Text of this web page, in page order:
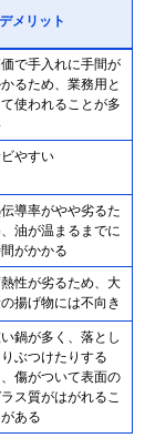
デメリット
で手入れに手間が
るため、業務用と
て使われることが多
やすい
導率がやや劣るた
油が温まるまでに
がかかる
性が劣るため、大
揚げ物には不向き
鍋が多く、落とし
ぶつけたりする
、傷がついて表面の
ス質がはがれるこ
がある